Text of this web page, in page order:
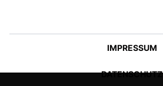
IMPRESSUM
DATENSCHUTZ